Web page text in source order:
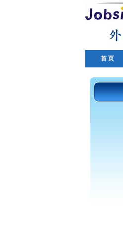
首 页